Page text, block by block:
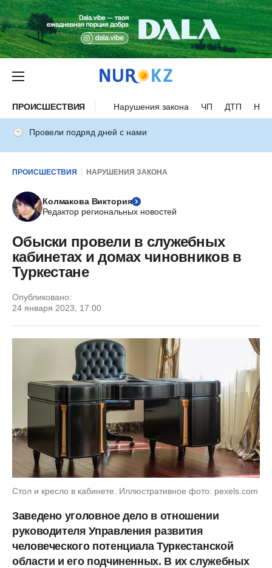
ПРОИСШЕСТВИЯ Нарушения закона ЧП ДТП
Провели подряд дней с нами
ПРОИСШЕСТВИЯ НАРУШЕНИЯ ЗАКОНА
Колмакова Виктория
Редактор региональных новостей
Обыски провели в служебных
кабинетах и домах чиновников в
Туркестане
Опубликовано:
24 января 2023, 17:00
Стол и кресло в кабинете. Иллюстративное фото: pexels.com
Заведено уголовное дело в отношении
руководителя Управления развития
человеческого потенциала Туркестанской
области и его подчиненных. В их служебных